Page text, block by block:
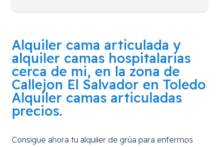
Alquiler cama articulada y
alquiler camas hospitalarias
cerca de mi, en la zona de
Callejon El Salvador en Toledo
Alquiler camas articuladas
precios.
Consigue ahora tu alquiler de grúa para enfermos